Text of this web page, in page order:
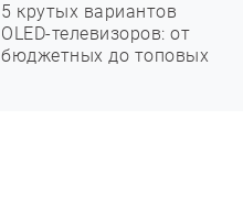
5 крутых вариантов
OLED-телевизоров: от
бюджетных до топовых